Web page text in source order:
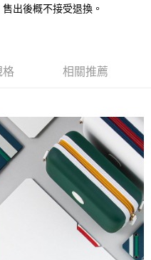
出後概不接受退換。
格 相關推薦